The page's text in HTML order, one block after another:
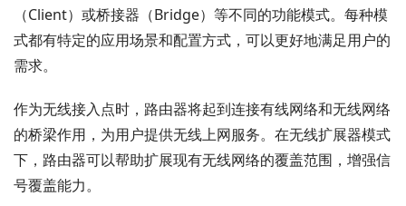
（Client）或桥接器（Bridge）等不同的功能模式。每种模
式都有特定的应用场景和配置方式，可以更好地满足用户的
需求。
作为无线接入点时，路由器将起到连接有线网络和无线网络
的桥梁作用，为用户提供无线上网服务。在无线扩展器模式
下，路由器可以帮助扩展现有无线网络的覆盖范围，增强信
号覆盖能力。